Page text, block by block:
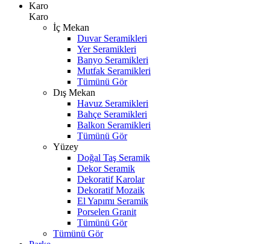
Karo
Karo
İç Mekan
Duvar Seramikleri
Yer Seramikleri
Banyo Seramikleri
Mutfak Seramikleri
Tümünü Gör
Dış Mekan
Havuz Seramikleri
Bahçe Seramikleri
Balkon Seramikleri
Tümünü Gör
Yüzey
Doğal Taş Seramik
Dekor Seramik
Dekoratif Karolar
Dekoratif Mozaik
El Yapımı Seramik
Porselen Granit
Tümünü Gör
Tümünü Gör